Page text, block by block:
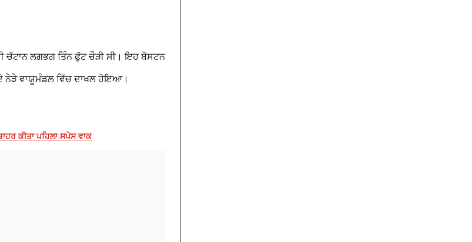
ਚੱਟਾਨ ਲਗਭਗ ਤਿੰਨ ਫੁੱਟ ਚੌੜੀ ਸੀ। ਇਹ ਬੋਸਟਨ
ਨੇੜੇ ਵਾਯੂਮੰਡਲ ਵਿੱਚ ਦਾਖਲ ਹੋਇਆ।
ਕੀਤਾ ਪਹਿਲਾ ਸਪੇਸ ਵਾਕ